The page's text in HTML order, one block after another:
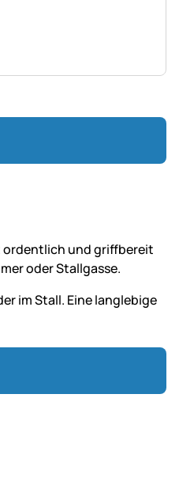
ordentlich und griffbereit
oder Stallgasse.
im Stall. Eine langlebige